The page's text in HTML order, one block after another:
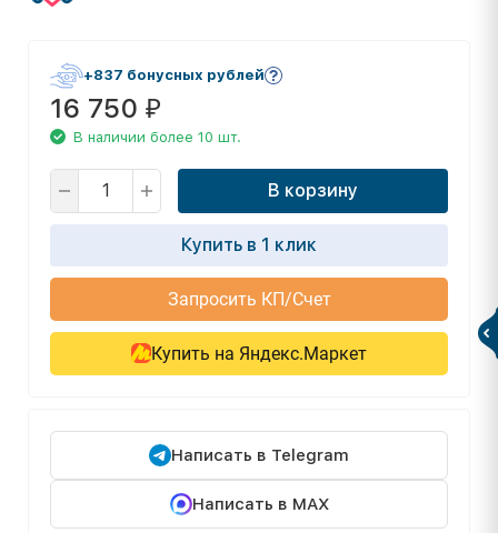
+837 бонусных рублей
16 750 ₽
В наличии более 10 шт.
В корзину
Купить в 1 клик
Запросить КП/Счет
Купить на Яндекс.Маркет
Написать в Telegram
Написать в MAX